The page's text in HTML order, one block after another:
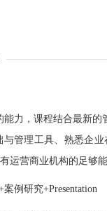
力，课程结合最新
管理工具、熟悉企
运营商业机构的足够能
例研究+Presentation